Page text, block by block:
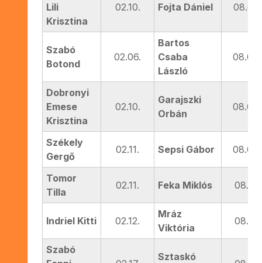
Lili
Krisztina
02.10. Fojta Dániel 08.06.
Szabó
Botond
02.06.
Bartos
Csaba
László
08.08.
Dobronyi
Emese
Krisztina
02.10.
Garajszki
Orbán
08.08.
Székely
Gergő
02.11. Sepsi Gábor 08.09.
Tomor
Tilla
02.11. Feka Miklós 08.12.
Indriel Kitti 02.12.
Mráz
Viktória
08.13.
Szabó
Sztaskó